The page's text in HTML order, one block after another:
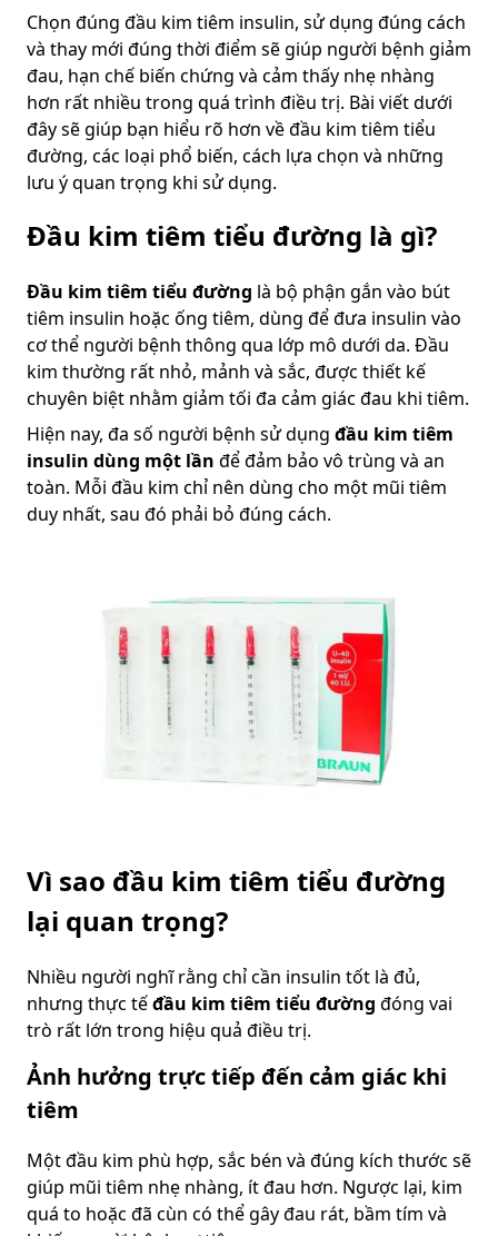
Chọn đúng đầu kim tiêm insulin, sử dụng đúng cách
và thay mới đúng thời điểm sẽ giúp người bệnh giảm
đau, hạn chế biến chứng và cảm thấy nhẹ nhàng
hơn rất nhiều trong quá trình điều trị. Bài viết dưới
đây sẽ giúp bạn hiểu rõ hơn về đầu kim tiêm tiểu
đường, các loại phổ biến, cách lựa chọn và những
lưu ý quan trọng khi sử dụng.
Đầu kim tiêm tiểu đường là gì?
Đầu kim tiêm tiểu đường là bộ phận gắn vào bút
tiêm insulin hoặc ống tiêm, dùng để đưa insulin vào
cơ thể người bệnh thông qua lớp mô dưới da. Đầu
kim thường rất nhỏ, mảnh và sắc, được thiết kế
chuyên biệt nhằm giảm tối đa cảm giác đau khi tiêm.
Hiện nay, đa số người bệnh sử dụng đầu kim tiêm
insulin dùng một lần để đảm bảo vô trùng và an
toàn. Mỗi đầu kim chỉ nên dùng cho một mũi tiêm
duy nhất, sau đó phải bỏ đúng cách.
Vì sao đầu kim tiêm tiểu đường
lại quan trọng?
Nhiều người nghĩ rằng chỉ cần insulin tốt là đủ,
nhưng thực tếđầu kim tiêm tiểu đường đóng vai
trò rất lớn trong hiệu quả điều trị.
Ảnh hưởng trực tiếp đến cảm giác khi
tiêm
Một đầu kim phù hợp, sắc bén và đúng kích thước sẽ
giúp mũi tiêm nhẹ nhàng, ít đau hơn. Ngược lại, kim
quá to hoặc đã cùn có thể gây đau rát, bầm tím và